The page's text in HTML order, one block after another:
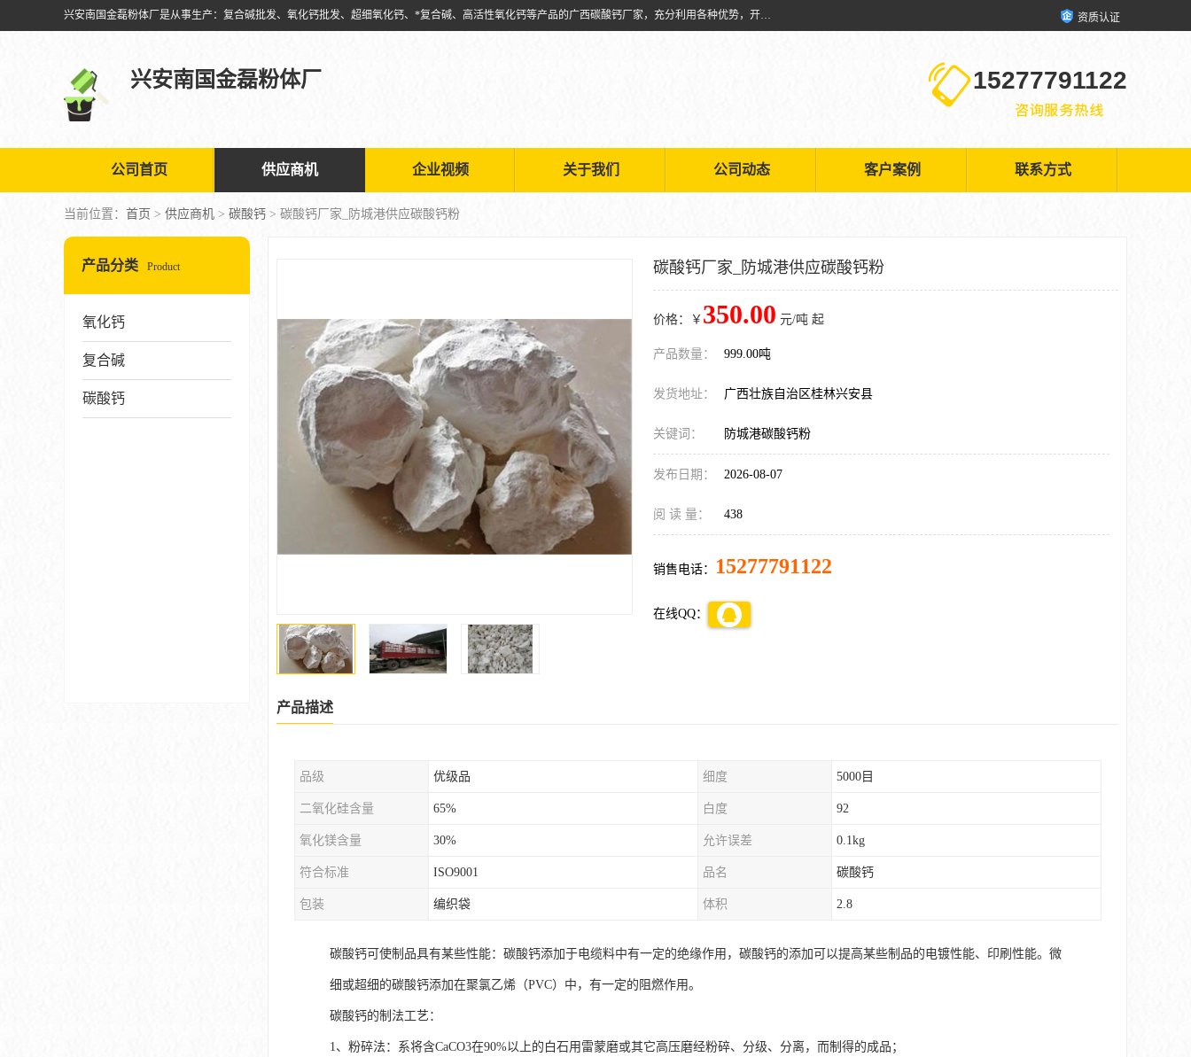
兴安南国金磊粉体厂是从事生产：复合碱批发、氧化钙批发、超细氧化钙、*复合碱、高活性氧化钙等产品的广西碳酸钙厂家，充分利用各种优势，开拓创新，逐步建立了现代企业管理体系，科学.规范的生产体系，严谨的产品质量控制体系，完备的产品质量检验体系。 资质认证
兴安南国金磊粉体厂 15277791122
公司首页 供应商机 企业视频 关于我们 公司动态 客户案例 联系方式
当前位置： 首页 > 供应商机 > 碳酸钙 > 碳酸钙厂家_防城港供应碳酸钙粉
产品分类 Product
氧化钙
复合碱
碳酸钙
碳酸钙厂家_防城港供应碳酸钙粉
价格：￥ 350.00 元/吨 起
产品数量： 999.00吨
发货地址： 广西壮族自治区桂林兴安县
关键词： 防城港碳酸钙粉
发布日期： 2026-08-07
阅 读 量： 438
销售电话： 15277791122
在线QQ：
产品描述
品级 优级品 细度 5000目
二氧化硅含量 65% 白度 92
氧化镁含量 30% 允许误差 0.1kg
符合标准 ISO9001 品名 碳酸钙
包装 编织袋 体积 2.8
碳酸钙可使制品具有某些性能：碳酸钙添加于电缆料中有一定的绝缘作用，碳酸钙的添加可以提高某些制品的电镀性能、印刷性能。微
细或超细的碳酸钙添加在聚氯乙烯（PVC）中，有一定的阻燃作用。
碳酸钙的制法工艺：
1、粉碎法：系将含CaCO3在90%以上的白石用雷蒙磨或其它高压磨经粉碎、分级、分离，而制得的成品；